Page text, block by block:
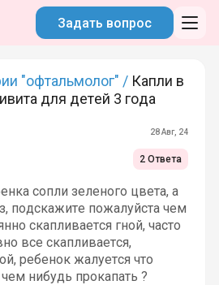
Задать вопрос
"офтальмолог" / Капли в
для детей 3 года
28 Авг, 24
2 Ответа
сопли зеленого цвета, а
подскажите пожалуйста чем
скапливается гной, часто
все скапливается,
ребенок жалуется что
нибудь прокапать ?